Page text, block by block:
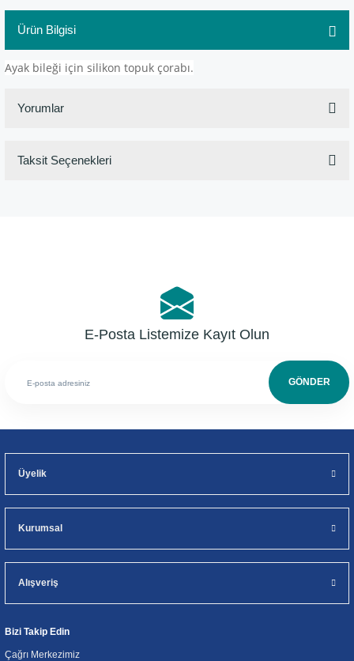
Ürün Bilgisi
Ayak bileği için silikon topuk çorabı.
Yorumlar
Taksit Seçenekleri
E-Posta Listemize Kayıt Olun
GÖNDER
Üyelik
Kurumsal
Alışveriş
Bizi Takip Edin
Çağrı Merkezimiz